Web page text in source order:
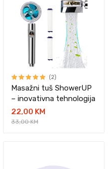
(2)
Masažni tuš ShowerUP
– inovativna tehnologija
22,00 KM
33,00 KM